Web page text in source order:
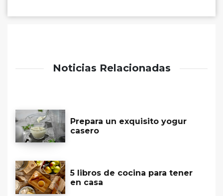
Noticias Relacionadas
Prepara un exquisito yogur
casero
5 libros de cocina para tener
en casa